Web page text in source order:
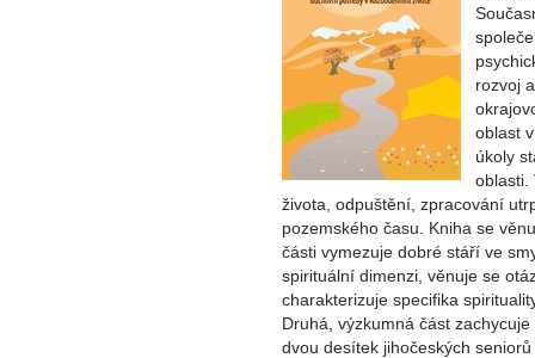
rozvoj
oblast
úkoly
oblasti.
života, odpuštění, zpracování
pozemského času. Kniha se
části vymezuje dobré stáří ve
spirituální dimenzi, věnuje se
charakterizuje specifika
Druhá, výzkumná část
dvou desítek jihočeských